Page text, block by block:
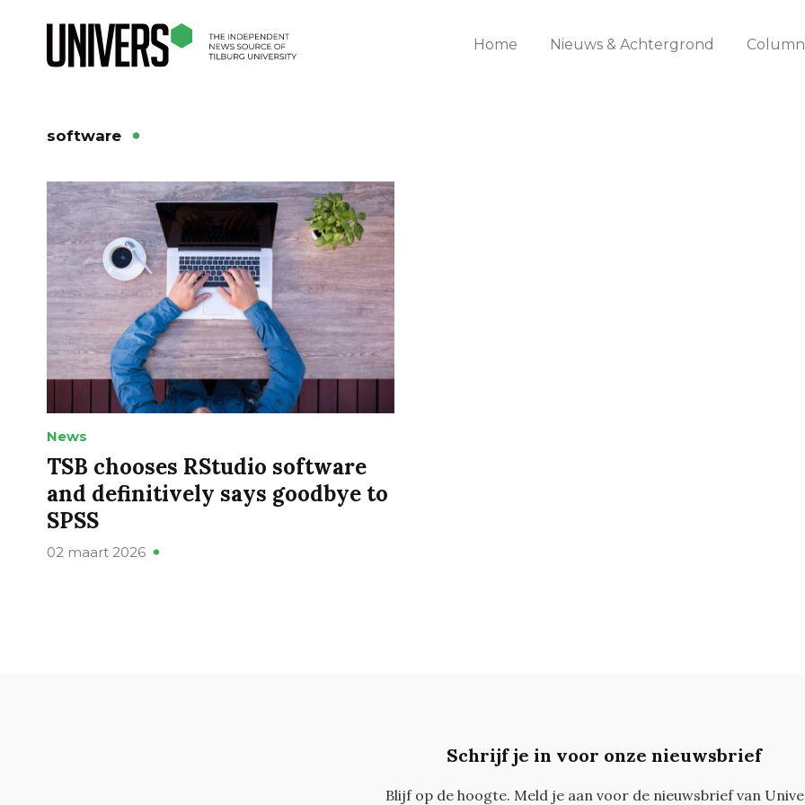
Home Nieuws & Achtergrond
software
News
TSB chooses RStudio software
and definitively says goodbye to
SPSS
02 maart 2026
Schrijf je in voor onze nieuwsbrief
Blijf op de hoogte. Meld je aan voor de nieuwsbrief van